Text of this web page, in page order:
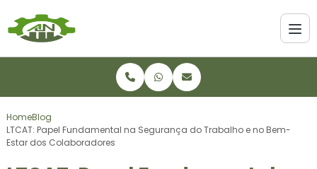
HomeBlog
LTCAT: Papel Fundamental na Segurança do Trabalho e no Bem-
Estar dos Colaboradores